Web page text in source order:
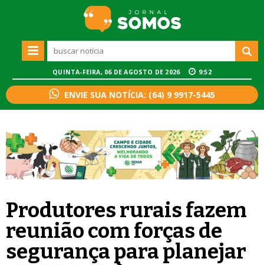
QUINTA-FEIRA, 06 DE AGOSTO DE 2026 9:52
ENVIE SUA NOTÍCIA: (64) 9 9917-5445
Produtores rurais fazem
reunião com forças de
segurança para planejar